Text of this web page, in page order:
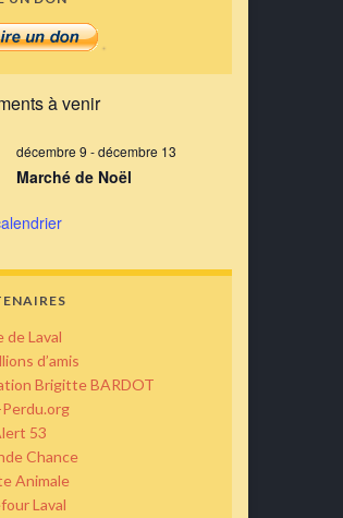
à venir
décembre 9 -décembre 13
Marché de Noël
de Laval
d’amis
Brigitte BARDOT
53
Chance
Animale
Laval